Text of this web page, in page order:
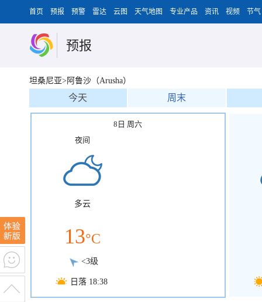
首页 预报 预警 雷达 云图 天气地图 专业产品 资讯 视频 节气
预报
坦桑尼亚>阿鲁沙（Arusha）
今天 周末
8日 周六
夜间
多云
13°C
<3级
日落 18:38